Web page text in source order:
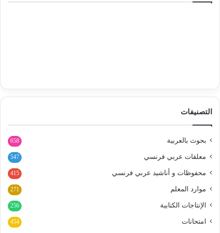
التصنيفات
بحوث بالعربية 658
معلقات عربي فرنسي 547
محفوظات و أناشيد عربي فرنسي 415
موارد المعلم 271
الإنتاجات الكتابية 256
امتحانات 454